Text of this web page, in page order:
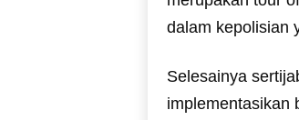
dalam kepolisian
Selesainya
implementasikan